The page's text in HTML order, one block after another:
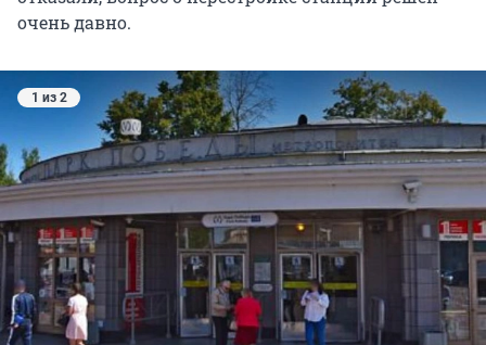
очень давно.
1 из 2